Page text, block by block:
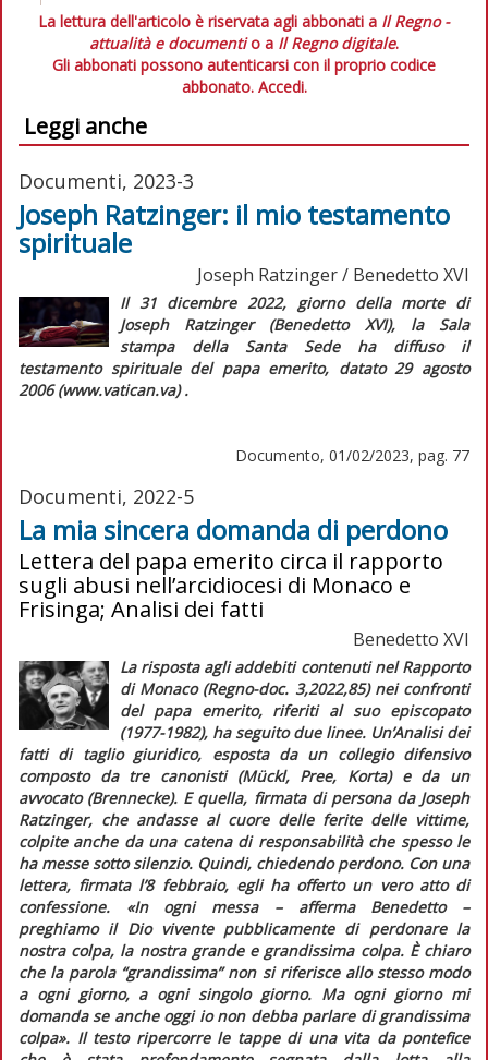
La lettura dell'articolo è riservata agli abbonati a Il Regno -
attualità e documentio a Il Regno digitale.
Gli abbonati possono autenticarsi con il proprio codice
abbonato. Accedi.
Leggi anche
Documenti, 2023-3
Joseph Ratzinger: il mio testamento
spirituale
Joseph Ratzinger / Benedetto XVI
Il 31 dicembre 2022, giorno della morte di
Joseph Ratzinger (Benedetto XVI), la Sala
stampa della Santa Sede ha diffuso il
testamento spirituale del papa emerito, datato 29 agosto
2006 (www.vatican.va) .
Documento, 01/02/2023, pag. 77
Documenti, 2022-5
La mia sincera domanda di perdono
Lettera del papa emerito circa il rapporto
sugli abusi nell’arcidiocesi di Monaco e
Frisinga; Analisi dei fatti
Benedetto XVI
La risposta agli addebiti contenuti nel Rapporto
di Monaco (Regno-doc. 3,2022,85) nei confronti
del papa emerito, riferiti al suo episcopato
(1977-1982), ha seguito due linee. Un’Analisi dei
fattidi taglio giuridico, esposta da un collegio difensivo
composto da tre canonisti (Mückl, Pree, Korta) e da un
avvocato (Brennecke). E quella, firmata di persona da Joseph
Ratzinger, che andasse al cuore delle ferite delle vittime,
colpite anche da una catena di responsabilità che spesso le
ha messe sotto silenzio. Quindi, chiedendo perdono. Con una
lettera, firmata l’8 febbraio, egli ha offerto un vero atto di
confessione. «In ogni messa – afferma Benedetto –
preghiamo il Dio vivente pubblicamente di perdonare la
nostra colpa, la nostra grande e grandissima colpa. È chiaro
che la parola “grandissima” non si riferisce allo stesso modo
a ogni giorno, a ogni singolo giorno. Ma ogni giorno mi
domanda se anche oggi io non debba parlare di grandissima
colpa». Il testo ripercorre le tappe di una vita da pontefice